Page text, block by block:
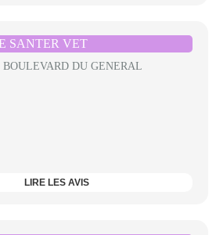
SANTER VET
BOULEVARD DU GENERAL
LIRE LES AVIS